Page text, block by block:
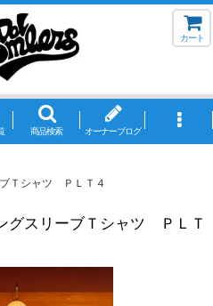
カート
商品検索 オーナーブログ
Ｔシャツ ＰＬＴ４
スリーブＴシャツ ＰＬＴ